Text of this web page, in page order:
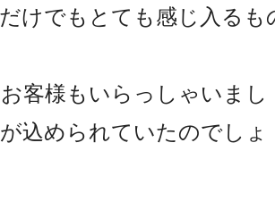
けでもとても感じ入るも
客様もいらっしゃいまし
込められていたのでしょ